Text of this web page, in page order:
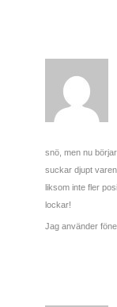
snö, men nu
suckar djupt
liksom inte fler
lockar!
Jag använder